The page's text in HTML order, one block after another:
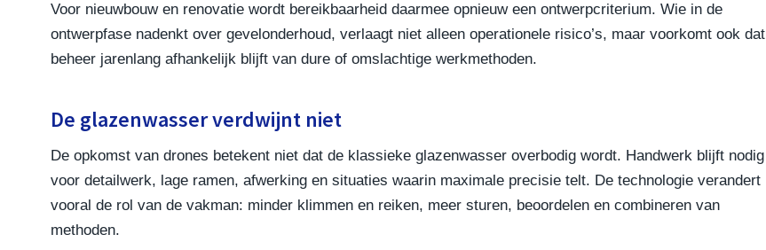
Voor nieuwbouw en renovatie wordt bereikbaarheid daarmee opnieuw een ontwerpcriterium. Wie in de
ontwerpfase nadenkt over gevelonderhoud, verlaagt niet alleen operationele risico’s, maar voorkomt ook dat
beheer jarenlang afhankelijk blijft van dure of omslachtige werkmethoden.
De glazenwasser verdwijnt niet
De opkomst van drones betekent niet dat de klassieke glazenwasser overbodig wordt. Handwerk blijft nodig
voor detailwerk, lage ramen, afwerking en situaties waarin maximale precisie telt. De technologie verandert
vooral de rol van de vakman: minder klimmen en reiken, meer sturen, beoordelen en combineren van
methoden.